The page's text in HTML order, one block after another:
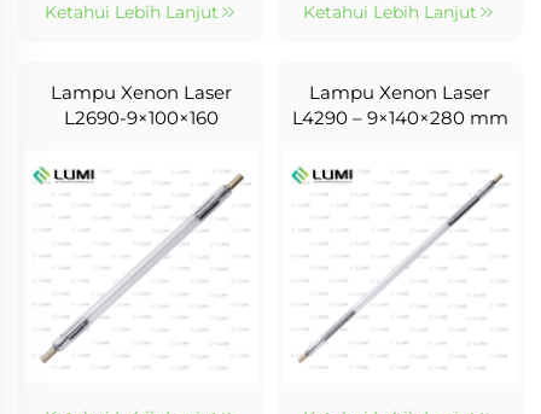
Ketahui Lebih Lanjut Ketahui Lebih Lanjut
Lampu Xenon Laser
L2690-9×100×160
Lampu Xenon Laser
L4290 – 9×140×280 mm